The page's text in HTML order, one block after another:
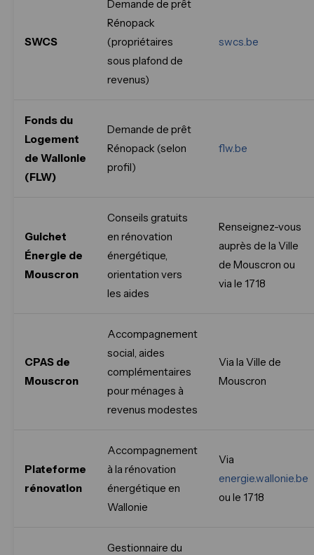
SWCS
Demande de prêt
Rénopack
(propriétaires
sous plafond de
revenus)
swcs.be
Fonds du
Logement
de Wallonie
(FLW)
Demande de prêt
Rénopack (selon
profil)
flw.be
Guichet
Énergie de
Mouscron
Conseils gratuits
en rénovation
énergétique,
orientation vers
les aides
Renseignez-vous
auprès de la Ville
de Mouscron ou
via le 1718
CPAS de
Mouscron
Accompagnement
social, aides
complémentaires
pour ménages à
revenus modestes
Via la Ville de
Mouscron
Plateforme
rénovation
Accompagnement
à la rénovation
énergétique en
Wallonie
Via
energie.wallonie.be
ou le 1718
Gestionnaire du